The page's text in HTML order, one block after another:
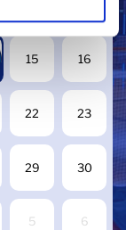
15 16
22 23
29 30
5 6